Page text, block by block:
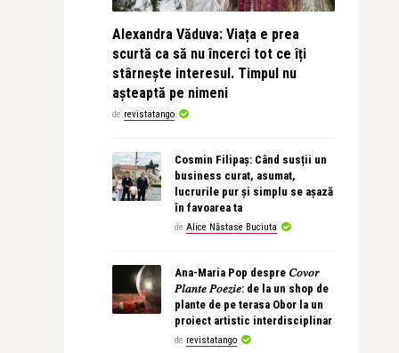
Alexandra Văduva: Viața e prea
scurtă ca să nu încerci tot ce îți
stârnește interesul. Timpul nu
așteaptă pe nimeni
de revistatango
Cosmin Filipaș: Când susții un
business curat, asumat,
lucrurile pur și simplu se așază
în favoarea ta
de Alice Năstase Buciuta
Ana-Maria Pop despre 𝐶𝑜𝑣𝑜𝑟
𝑃𝑙𝑎𝑛𝑡𝑒 𝑃𝑜𝑒𝑧𝑖𝑒: de la un shop de
plante de pe terasa Obor la un
proiect artistic interdisciplinar
de revistatango